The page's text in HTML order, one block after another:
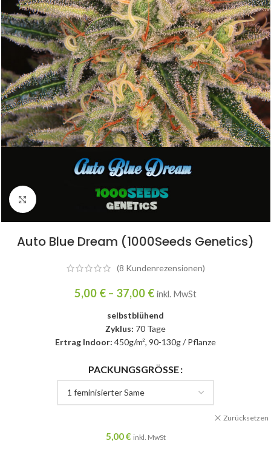
Click to enlarge
Auto Blue Dream (1000Seeds Genetics)
(8 Kundenrezensionen)
5,00 € – 37,00 € inkl. MwSt
selbstblühend
Zyklus: 70 Tage
Ertrag Indoor: 450g/m², 90-130g / Pflanze
PACKUNGSGRÖSSE
Zurücksetzen
5,00€ inkl. MwSt